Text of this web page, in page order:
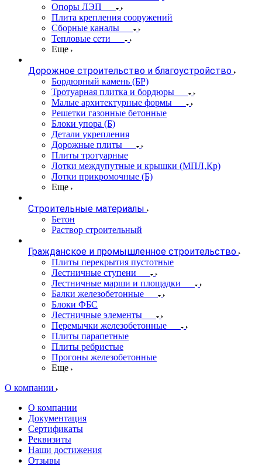
Опоры ЛЭП
Плита крепления сооружений
Сборные каналы
Тепловые сети
Еще
Дорожное строительство и благоустройство
Бордюрный камень (БР)
Тротуарная плитка и бордюры
Малые архитектурные формы
Решетки газонные бетонные
Блоки упора (Б)
Детали укрепления
Дорожные плиты
Плиты тротуарные
Лотки междупутные и крышки (МПЛ,Кр)
Лотки прикромочные (Б)
Еще
Строительные материалы
Бетон
Раствор строительный
Гражданское и промышленное строительство
Плиты перекрытия пустотные
Лестничные ступени
Лестничные марши и площадки
Балки железобетонные
Блоки ФБС
Лестничные элементы
Перемычки железобетонные
Плиты парапетные
Плиты ребристые
Прогоны железобетонные
Еще
О компании
О компании
Документация
Сертификаты
Реквизиты
Наши достижения
Отзывы